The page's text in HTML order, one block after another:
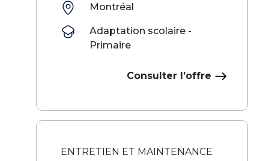
Montréal
Adaptation scolaire -
Primaire
Consulter l’offre
ENTRETIEN ET MAINTENANCE